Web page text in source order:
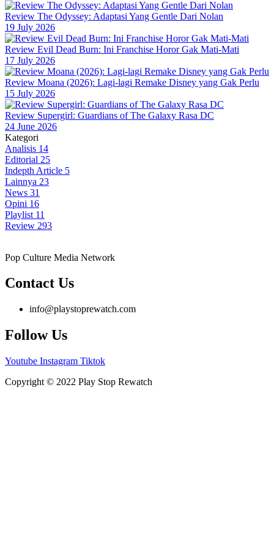
Review The Odyssey: Adaptasi Yang Gentle Dari Nolan
19 July 2026
Review Evil Dead Burn: Ini Franchise Horor Gak Mati-Mati
17 July 2026
Review Moana (2026): Lagi-lagi Remake Disney yang Gak Perlu
15 July 2026
Review Supergirl: Guardians of The Galaxy Rasa DC
24 June 2026
Kategori
Analisis 14
Editorial 25
Indepth Article 5
Lainnya 23
News 31
Opini 16
Playlist 11
Review 293
Pop Culture Media Network
Contact Us
info@playstoprewatch.com
Follow Us
Youtube Instagram Tiktok
Copyright © 2022 Play Stop Rewatch